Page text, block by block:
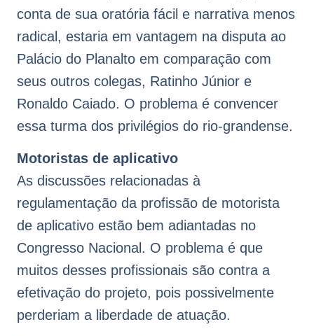
conta de sua oratória fácil e narrativa menos
radical, estaria em vantagem na disputa ao
Palácio do Planalto em comparação com
seus outros colegas, Ratinho Júnior e
Ronaldo Caiado. O problema é convencer
essa turma dos privilégios do rio-grandense.
Motoristas de aplicativo
As discussões relacionadas à
regulamentação da profissão de motorista
de aplicativo estão bem adiantadas no
Congresso Nacional. O problema é que
muitos desses profissionais são contra a
efetivação do projeto, pois possivelmente
perderiam a liberdade de atuação.